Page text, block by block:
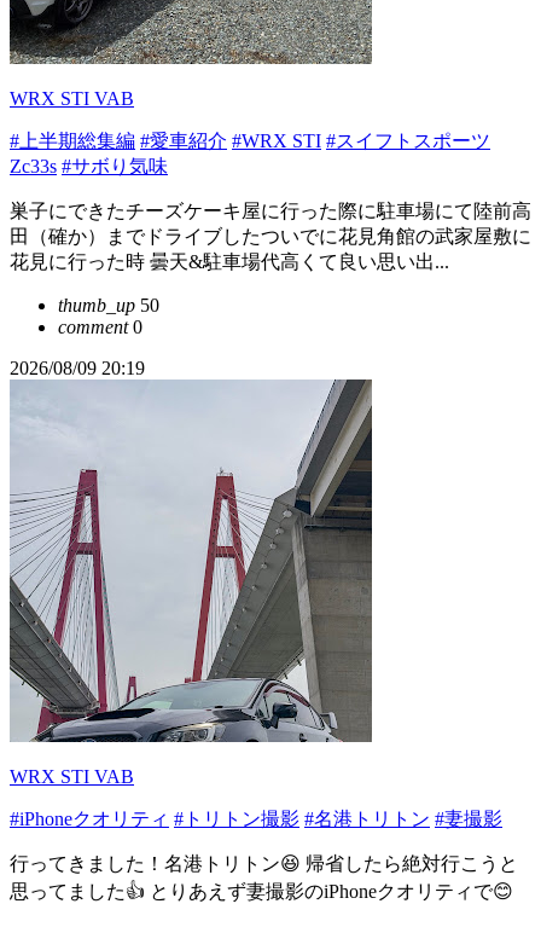
WRX STI VAB
#上半期総集編 #愛車紹介 #WRX STI #スイフトスポーツ
Zc33s #サボり気味
巣子にできたチーズケーキ屋に行った際に駐車場にて陸前高
田（確か）までドライブしたついでに花見角館の武家屋敷に
花見に行った時 曇天&駐車場代高くて良い思い出...
thumb_up 50
comment0
2026/08/09 20:19
WRX STI VAB
#iPhoneクオリティ #トリトン撮影 #名港トリトン #妻撮影
行ってきました！名港トリトン😆 帰省したら絶対行こうと
思ってました👍 とりあえず妻撮影のiPhoneクオリティで😊